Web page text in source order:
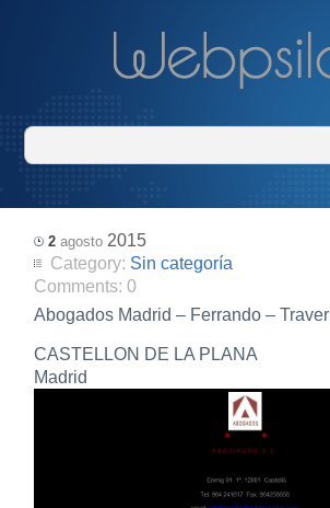
2 agosto 2015
Category: Sin categoría
Comments:0
Abogados Madrid – Ferrando – Traver
CASTELLON DE LA PLANA
Madrid